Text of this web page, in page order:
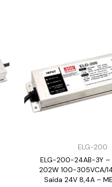
ELG-200
ELG-200-24AB-3Y –
202W 100-305VCA/
Saída 24V 8,4A –